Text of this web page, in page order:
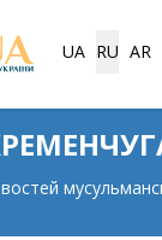
Выберите
UA RU AR